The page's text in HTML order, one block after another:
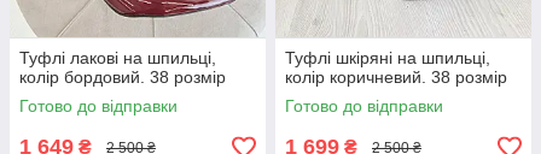
Туфлі лакові на шпильці,
колір бордовий. 38 розмір
Готово до відправки
1 649 ₴ 2 500 ₴
Туфлі шкіряні на шпильці,
колір коричневий. 38 розмір
Готово до відправки
1 699 ₴ 2 500 ₴